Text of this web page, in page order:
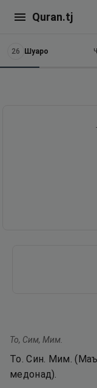
Quran.tj
26 Шуаро
То, Сим, Мим.
То. Син. Мим.
медонад).